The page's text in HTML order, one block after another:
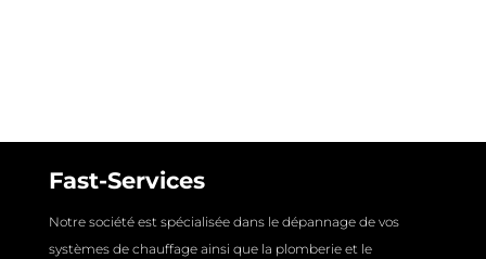
Fast-Services
Notre société est spécialisée dans le dépannage de vos
systèmes de chauffage ainsi que la plomberie et le